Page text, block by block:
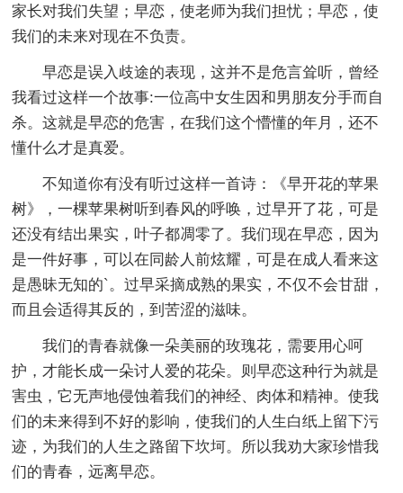
家长对我们失望；早恋，使老师为我们担忧；早恋，使
我们的未来对现在不负责。
早恋是误入歧途的表现，这并不是危言耸听，曾经
我看过这样一个故事:一位高中女生因和男朋友分手而自
杀。这就是早恋的危害，在我们这个懵懂的年月，还不
懂什么才是真爱。
不知道你有没有听过这样一首诗：《早开花的苹果
树》，一棵苹果树听到春风的呼唤，过早开了花，可是
还没有结出果实，叶子都凋零了。我们现在早恋，因为
是一件好事，可以在同龄人前炫耀，可是在成人看来这
是愚昧无知的`。过早采摘成熟的果实，不仅不会甘甜，
而且会适得其反的，到苦涩的滋味。
我们的青春就像一朵美丽的玫瑰花，需要用心呵
护，才能长成一朵讨人爱的花朵。则早恋这种行为就是
害虫，它无声地侵蚀着我们的神经、肉体和精神。使我
们的未来得到不好的影响，使我们的人生白纸上留下污
迹，为我们的人生之路留下坎坷。所以我劝大家珍惜我
们的青春，远离早恋。